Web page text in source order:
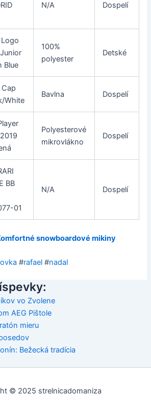
N/A Dospelí
Logo
Blue
100%
polyester
Detské
White
Bavlna Dospelí
Polyesterové
mikrovlákno
Dospelí
BB
01
N/A Dospelí
snowboardové mikiny
#rafael #nadal
vo Zvolene
AEG Pištole
mieru
Bežecká tradícia
© 2025 strelnicadomaniza